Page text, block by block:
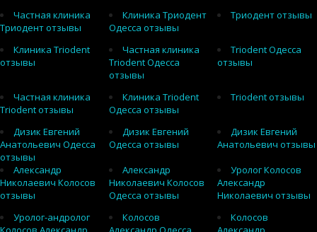
Частная клиника
Триодент отзывы
Клиника Триодент
Одесса отзывы
Триодент отзывы
Клиника Triodent
отзывы
Частная клиника
Triodent Одесса
отзывы
Triodent Одесса
отзывы
Частная клиника
Triodent отзывы
Клиника Triodent
Одесса отзывы
Triodent отзывы
Дизик Евгений
Анатольевич Одесса
отзывы
Дизик Евгений
Одесса отзывы
Дизик Евгений
Анатольевич отзывы
Александр
Николаевич Колосов
отзывы
Александр
Николаевич Колосов
Одесса отзывы
Уролог Колосов
Александр
Николаевич отзывы
Уролог-андролог
Колосов
Колосов